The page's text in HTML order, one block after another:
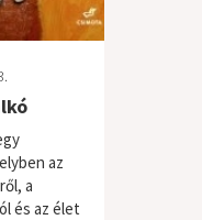
az
a
és az élet